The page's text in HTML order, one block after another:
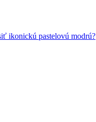
ikonickú pastelovú modrú?